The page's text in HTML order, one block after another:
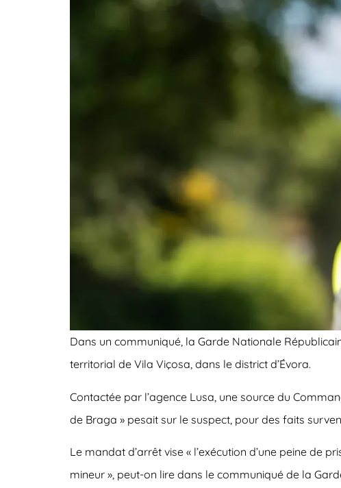
Dans un communiqué, la Garde Nationale
territorial de Vila Viçosa, dans le district d’Évora.
Contactée par l’agence Lusa, une source du
de Braga » pesait sur le suspect, pour des faits
Le mandat d’arrêt vise « l’exécution d’une peine de
mineur », peut-on lire dans le communiqué de la